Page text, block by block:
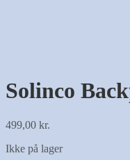
Solinco
499,00 kr.
Ikke på lager